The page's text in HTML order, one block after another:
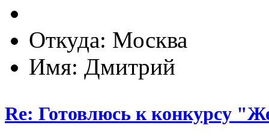
Откуда: Москва
Имя: Дмитрий
Re: Готовлюсь к конкурсу